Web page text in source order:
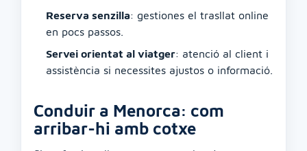
Reserva senzilla: gestiones el trasllat online
en pocs passos.
Servei orientat al viatger: atenció al client i
assistència si necessites ajustos o informació.
Conduir a Menorca: com
arribar-hi amb cotxe